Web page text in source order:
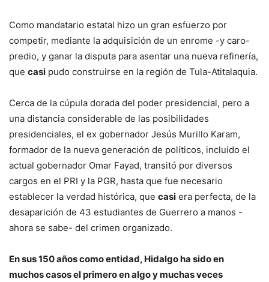
Como mandatario estatal hizo un gran esfuerzo por
competir, mediante la adquisición de un enrome -y caro-
predio, y ganar la disputa para asentar una nueva refinería,
que casi pudo construirse en la región de Tula-Atitalaquia.
Cerca de la cúpula dorada del poder presidencial, pero a
una distancia considerable de las posibilidades
presidenciales, el ex gobernador Jesús Murillo Karam,
formador de la nueva generación de políticos, incluido el
actual gobernador Omar Fayad, transitó por diversos
cargos en el PRI y la PGR, hasta que fue necesario
establecer la verdad histórica, que casi era perfecta, de la
desaparición de 43 estudiantes de Guerrero a manos -
ahora se sabe- del crimen organizado.
En sus 150 años como entidad, Hidalgo ha sido en
muchos casos el primero en algo y muchas veces